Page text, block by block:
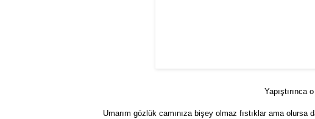
Yapıştırınca
Umarım gözlük camınıza bişey olmaz fıstıklar ama olursa